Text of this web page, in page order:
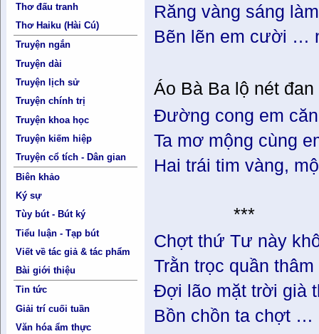
Thơ đấu tranh
Thơ Haiku (Hài Cú)
Truyện ngắn
Truyện dài
Truyện lịch sử
Truyện chính trị
Truyện khoa học
Truyện kiếm hiệp
Truyện cổ tích - Dân gian
Biên khảo
Ký sự
Tùy bút - Bút ký
Tiểu luận - Tạp bút
Viết về tác giả & tác phẩm
Bài giới thiệu
Tin tức
Giải trí cuối tuần
Văn hóa ẩm thực
Răng vàng sáng
Bẽn lẽn em cười …
Áo Bà Ba lộ nét đan
Đường cong em
Ta mơ mộng cùng
Hai trái tim vàng,
***
Chợt thứ Tư này
Trằn trọc quần
Đợi lão mặt trời già
Bồn chồn ta chợt …